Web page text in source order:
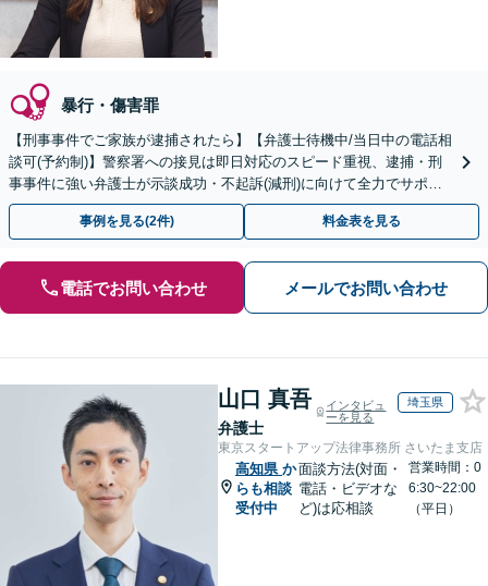
暴行・傷害罪
【刑事事件でご家族が逮捕されたら】【弁護士待機中/当日中の電話相
談可(予約制)】警察署への接見は即日対応のスピード重視、逮捕・刑
事事件に強い弁護士が示談成功・不起訴(減刑)に向けて全力でサポー
トします。【加害者側の相談専門】
事例を見る(2件) 料金表を見る
電話でお問い合わせ メールでお問い合わせ
山口 真吾
弁護士
インタビュ
ーを見る
埼玉県
東京スタートアップ法律事務所 さいたま支店
高知県 か
らも相談
受付中
面談方法(対面・
電話・ビデオな
ど)は応相談
営業時間：0
6:30~22:00
（平日）